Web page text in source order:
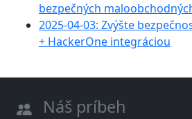
bezpečných
2025-04-03: Zvýšte
+ HackerOne integráciou
Náš príbeh